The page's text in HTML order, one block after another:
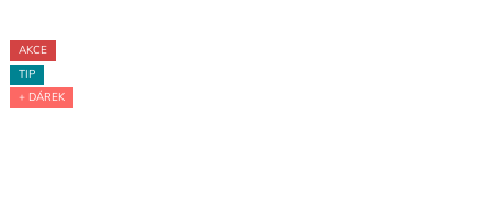
AKCE
TIP
+ DÁREK
AKCE
TIP
+ DÁREK
AKCE
TIP
+ DÁREK